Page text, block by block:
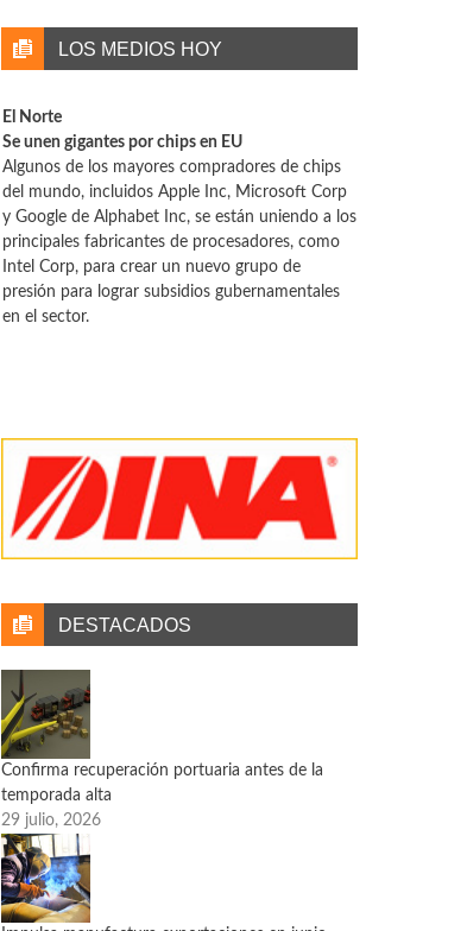
LOS MEDIOS HOY
El Norte
Se unen gigantes por chips en EU
Algunos de los mayores compradores de chips
del mundo, incluidos Apple Inc, Microsoft Corp
y Google de Alphabet Inc, se están uniendo a los
principales fabricantes de procesadores, como
Intel Corp, para crear un nuevo grupo de
presión para lograr subsidios gubernamentales
en el sector.
El Instituto Nacional de Estadística y Geografía
(Inegi) informó que el Indicador Oportuno de la
Actividad Económica (IOAE) mostró un
crecimiento del Indicador Global de la Actividad
Económica (IGAE) de 20.6 por ciento en abril de
DESTACADOS
Confirma recuperación portuaria antes de la
temporada alta
29 julio, 2026